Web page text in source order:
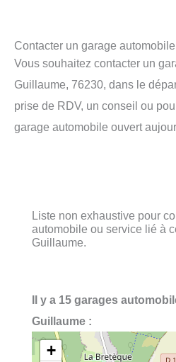
Contacter un garage
Vous souhaitez contacter un
Guillaume, 76230, dans le
prise de RDV, un conseil ou
garage automobile ouvert
Liste non exhaustive pour
automobile ou service lié à
Guillaume.
Il y a 15 garages
Guillaume :
+